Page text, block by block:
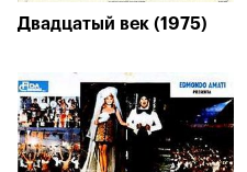
Двадцатый век (1975)